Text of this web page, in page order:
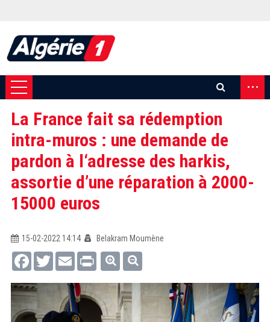
...
La France fait sa rédemption
intra-muros : une demande de
pardon à l‘adresse des harkis,
assortie d’une réparation à 2000-
15000 euros
15-02-2022 14:14
Belakram Moumène
FacebookTwitterEmail Print